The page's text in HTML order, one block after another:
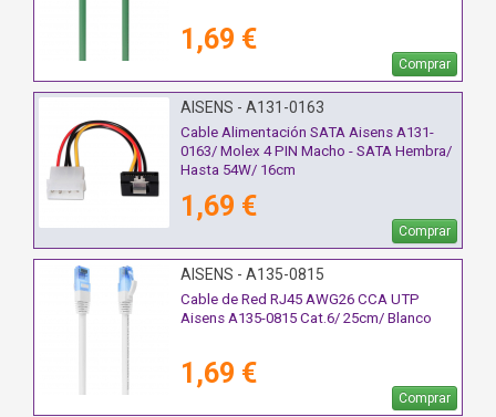
1,69 €
Comprar
AISENS - A131-0163
Cable Alimentación SATA Aisens A131-
0163/ Molex 4 PIN Macho - SATA Hembra/
Hasta 54W/ 16cm
1,69 €
Comprar
AISENS - A135-0815
Cable de Red RJ45 AWG26 CCA UTP
Aisens A135-0815 Cat.6/ 25cm/ Blanco
1,69 €
Comprar